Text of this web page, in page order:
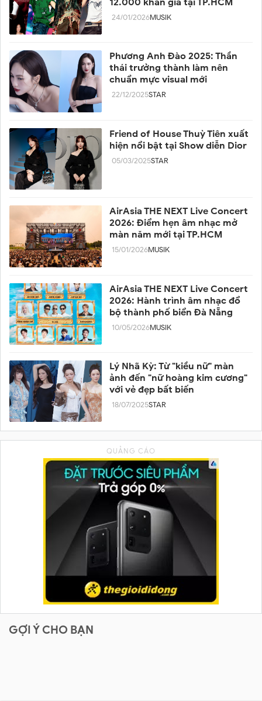
12.000 khán giả tại TP.HCM
24/01/2026MUSIK
Phương Anh Đào 2025: Thần
thái trưởng thành làm nên
chuẩn mực visual mới
22/12/2025STAR
Friend of House Thuỳ Tiên xuất
hiện nổi bật tại Show diễn Dior
05/03/2025STAR
AirAsia THE NEXT Live Concert
2026: Điểm hẹn âm nhạc mở
màn năm mới tại TP.HCM
15/01/2026MUSIK
AirAsia THE NEXT Live Concert
2026: Hành trình âm nhạc đổ
bộ thành phố biển Đà Nẵng
10/05/2026MUSIK
Lý Nhã Kỳ: Từ "kiều nữ" màn
ảnh đến "nữ hoàng kim cương"
với vẻ đẹp bất biến
18/07/2025STAR
GỢI Ý CHO BẠN